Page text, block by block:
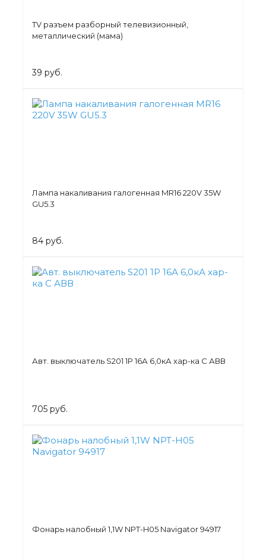
TV разъем разборный телевизионный,
металлический (мама)
39 руб.
Лампа накаливания галогенная MR16 220V 35W
GU5.3
84 руб.
Авт. выключатель S201 1Р 16А 6,0кА хар-ка С АВВ
705 руб.
Фонарь налобный 1,1W NPT-H05 Navigator 94917